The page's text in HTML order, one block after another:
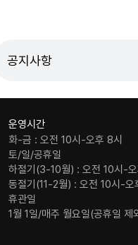
공지사항
운영시간
화-금 : 오전 10시-오후 8시
토/일/공휴일
하절기(3-10월) : 오전 10시-오
동절기(11-2월) : 오전 10시-오
휴관일
1월 1일/매주 월요일(공휴일 제